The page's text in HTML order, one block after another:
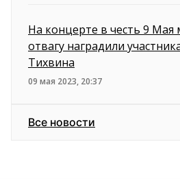
На концерте в честь 9 Мая
отвагу наградили
Тихвина
09 мая 2023, 20:37
Все новости